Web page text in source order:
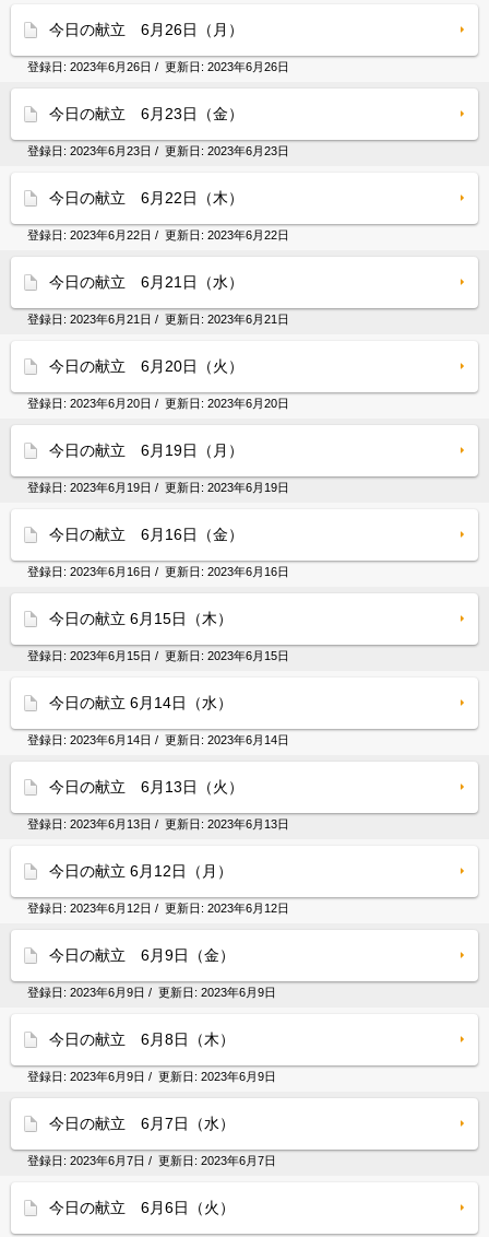
今日の献立 6月26日（月）
登録日: 2023年6月26日 / 更新日: 2023年6月26日
今日の献立 6月23日（金）
登録日: 2023年6月23日 / 更新日: 2023年6月23日
今日の献立 6月22日（木）
登録日: 2023年6月22日 / 更新日: 2023年6月22日
今日の献立 6月21日（水）
登録日: 2023年6月21日 / 更新日: 2023年6月21日
今日の献立 6月20日（火）
登録日: 2023年6月20日 / 更新日: 2023年6月20日
今日の献立 6月19日（月）
登録日: 2023年6月19日 / 更新日: 2023年6月19日
今日の献立 6月16日（金）
登録日: 2023年6月16日 / 更新日: 2023年6月16日
今日の献立 6月15日（木）
登録日: 2023年6月15日 / 更新日: 2023年6月15日
今日の献立 6月14日（水）
登録日: 2023年6月14日 / 更新日: 2023年6月14日
今日の献立 6月13日（火）
登録日: 2023年6月13日 / 更新日: 2023年6月13日
今日の献立 6月12日（月）
登録日: 2023年6月12日 / 更新日: 2023年6月12日
今日の献立 6月9日（金）
登録日: 2023年6月9日 / 更新日: 2023年6月9日
今日の献立 6月8日（木）
登録日: 2023年6月9日 / 更新日: 2023年6月9日
今日の献立 6月7日（水）
登録日: 2023年6月7日 / 更新日: 2023年6月7日
今日の献立 6月6日（火）